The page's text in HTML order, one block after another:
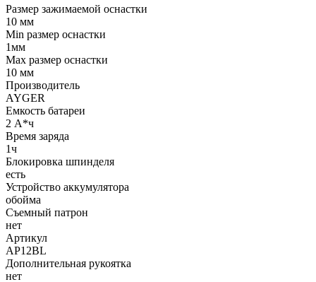
Размер зажимаемой оснастки
10 мм
Min размер оснастки
1мм
Мах размер оснастки
10 мм
Производитель
AYGER
Емкость батареи
2 А*ч
Время заряда
1ч
Блокировка шпинделя
есть
Устройство аккумулятора
обойма
Съемный патрон
нет
Артикул
AP12BL
Дополнительная рукоятка
нет